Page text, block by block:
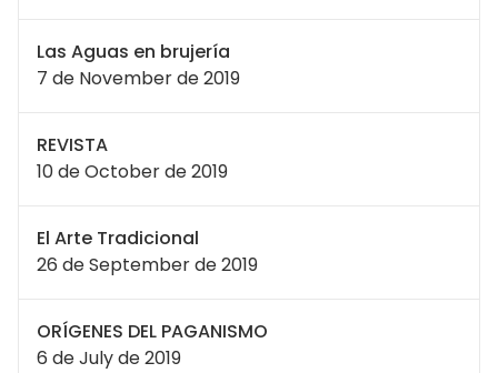
Las Aguas en brujería
7 de November de 2019
REVISTA
10 de October de 2019
El Arte Tradicional
26 de September de 2019
ORÍGENES DEL PAGANISMO
6 de July de 2019